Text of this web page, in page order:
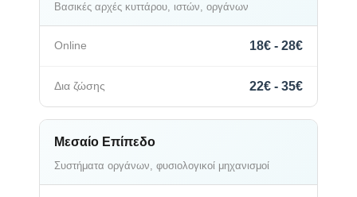
Βασικές αρχές κυττάρου, ιστών, οργάνων
18€ - 28€
22€ - 35€
Μεσαίο Επίπεδο
Συστήματα οργάνων, φυσιολογικοί μηχανισμοί